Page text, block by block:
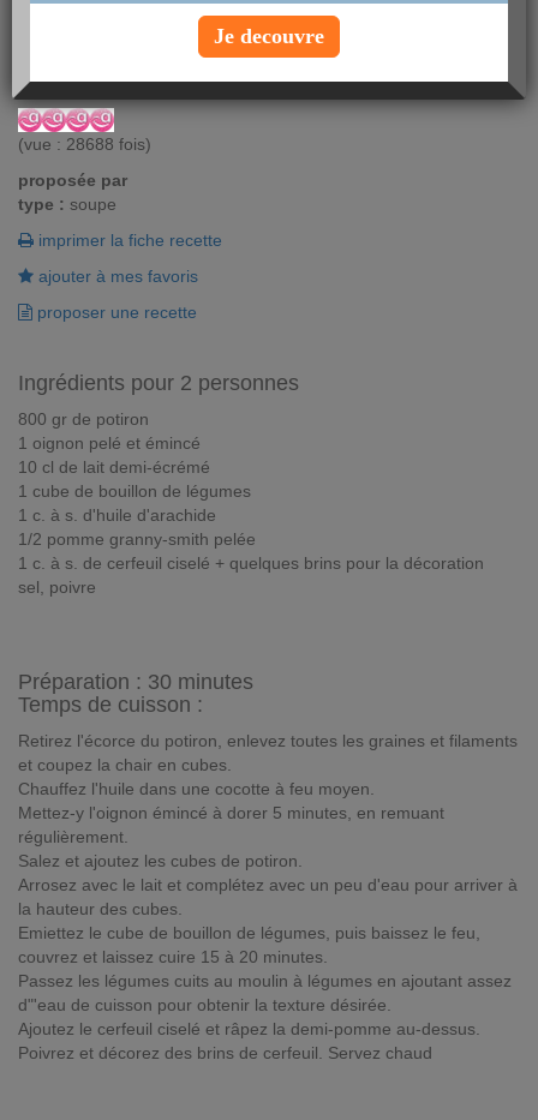
La soupe au potiron revisitée pour une saveur acidulée. Une
soupe toujours onctueuse et nourrissante.
Vous aimez ? Alors notez !
(vue : 28688 fois)
proposée par
type : soupe
imprimer la fiche recette
ajouter à mes favoris
proposer une recette
Ingrédients pour 2 personnes
800 gr de potiron
1 oignon pelé et émincé
10 cl de lait demi-écrémé
1 cube de bouillon de légumes
1 c. à s. d'huile d'arachide
1/2 pomme granny-smith pelée
1 c. à s. de cerfeuil ciselé + quelques brins pour la décoration
sel, poivre
Préparation : 30 minutes
Temps de cuisson :
Retirez l'écorce du potiron, enlevez toutes les graines et filaments
et coupez la chair en cubes.
Chauffez l'huile dans une cocotte à feu moyen.
Mettez-y l'oignon émincé à dorer 5 minutes, en remuant
régulièrement.
Salez et ajoutez les cubes de potiron.
Arrosez avec le lait et complétez avec un peu d'eau pour arriver à
la hauteur des cubes.
Emiettez le cube de bouillon de légumes, puis baissez le feu,
couvrez et laissez cuire 15 à 20 minutes.
Passez les légumes cuits au moulin à légumes en ajoutant assez
d"'eau de cuisson pour obtenir la texture désirée.
Ajoutez le cerfeuil ciselé et râpez la demi-pomme au-dessus.
Poivrez et décorez des brins de cerfeuil. Servez chaud
Je decouvre